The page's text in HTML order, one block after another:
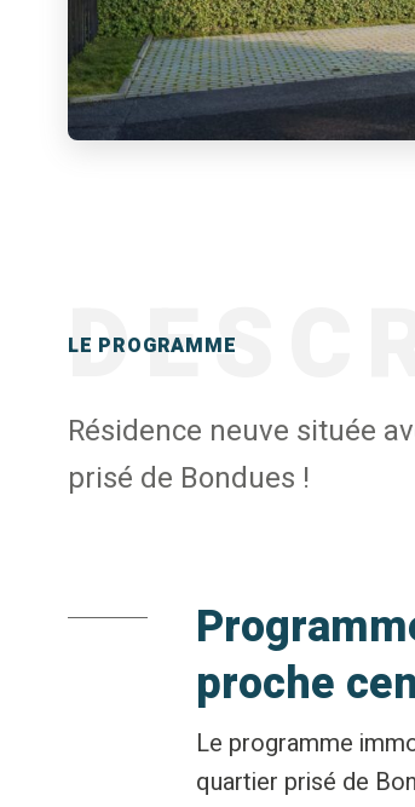
LE PROGRAMME
Résidence neuve située
prisé de Bondues !
proche
Le programme
quartier prisé de